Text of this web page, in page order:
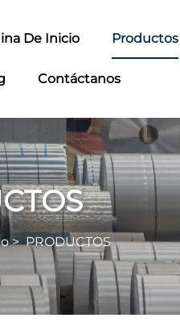
De Inicio Productos
Contáctanos
>PRODUCTOS